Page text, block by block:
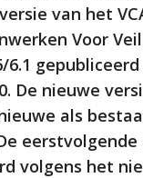
van het
Voor
6.1
De nieuwe
als
volgens het